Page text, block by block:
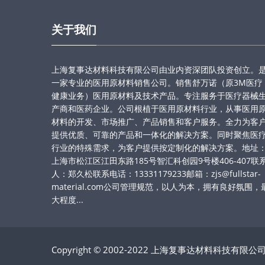
关于我们
上海复事达材料科技有限公司由业内资深团队投资创立。
一家专业的医用原材料销售公司。销售舒万诺（原3M医疗
健康业务）医用原材料及技术产品。专注服务于医疗器械
产商和医药企业。公司根植于医用原材料行业，从事医用
材料的开发、市场推广、产品销售和客户服务。全力为客
提供优质、可靠的产品和一体化的解决方案。同时聚焦医
行业的特殊需求，为客户提供按定制化的解决方案。地址
上海市松江区江田东路185号智汇科创园9号楼406-407联
人：郑久松联系电话：13331179233邮箱：zjs@fullstar-
material.com公司管理规范，以人为本，拥有良好氛围，
大程度...
Copyright © 2002-2022 上海复事达材料科技有限